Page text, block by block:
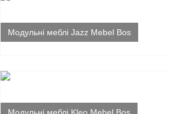
Модульні меблі Jazz Mebel Bos